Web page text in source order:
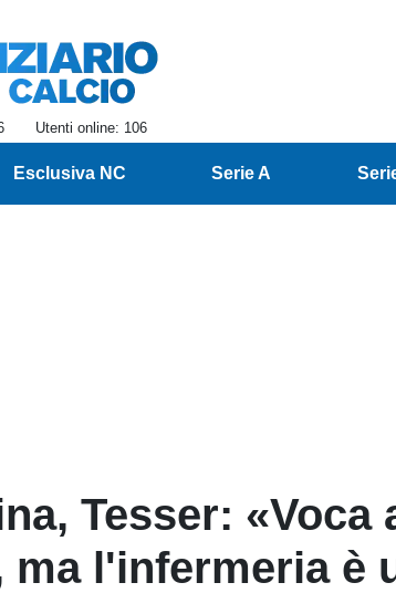
Utenti online: 106
Esclusiva NC Serie A
Tesser: «Voca
ma l'infermeria è